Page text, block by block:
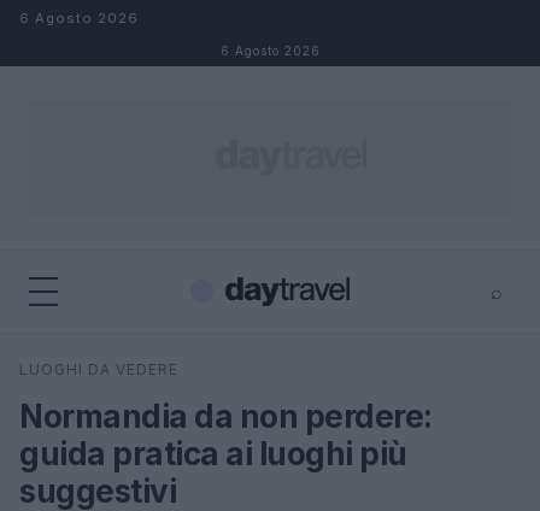
Salta al contenuto
6 Agosto 2026
6 Agosto 2026
⌕
Cerca
LUOGHI DA VEDERE
Normandia da non perdere:
guida pratica ai luoghi più
suggestivi